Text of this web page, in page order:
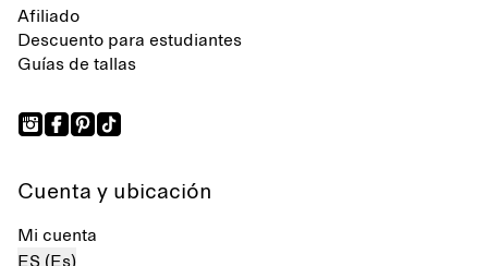
Afiliado
Descuento para estudiantes
Guías de tallas
Cuenta y ubicación
Mi cuenta
ES (Es)